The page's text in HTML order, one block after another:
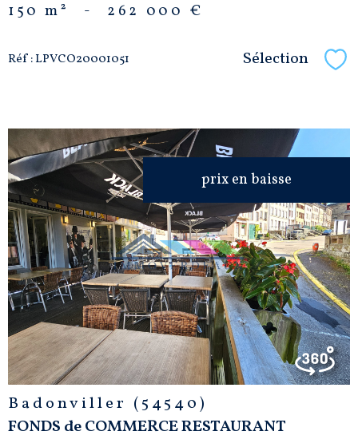
150 m² - 262 000 €
Réf : LPVCO20001051 Sélection
prix en baisse
VOIR LE
BIEN
Badonviller (54540)
FONDS de COMMERCE RESTAURANT